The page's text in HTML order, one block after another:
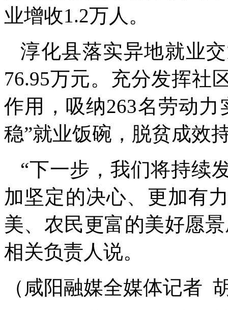
业增收1.2万人。
淳化县落实异地就业
76.95万元。充分发挥社
作用，吸纳263名劳动
稳”就业饭碗，脱贫成效
“下一步，我们将持续
加坚定的决心、更加有
美、农民更富的美好愿
相关负责人说。
（咸阳融媒全媒体记者